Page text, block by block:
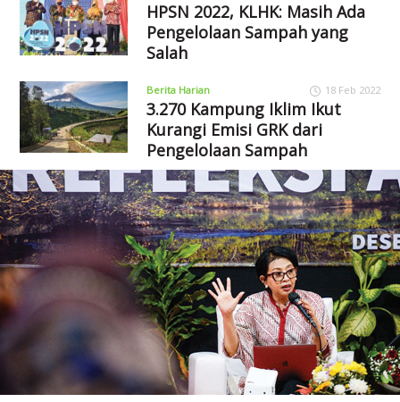
HPSN 2022, KLHK: Masih Ada
Pengelolaan Sampah yang
Salah
Berita Harian 18 Feb 2022
3.270 Kampung Iklim Ikut
Kurangi Emisi GRK dari
Pengelolaan Sampah